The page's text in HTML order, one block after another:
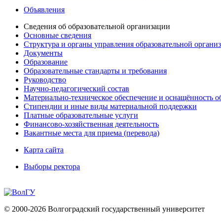
Объявления
Сведения об образовательной организации
Основные сведения
Структура и органы управления образовательной
Документы
Образование
Образовательные стандарты и требования
Руководство
Научно-педагогический состав
Материально-техническое обеспечение и оснащённость
Стипендии и иные виды материальной поддержки
Платные образовательные услуги
Финансово-хозяйственная деятельность
Вакантные места для приема (перевода)
Карта сайта
Выборы ректора
© 2000-2026 Волгоградский государственный университет